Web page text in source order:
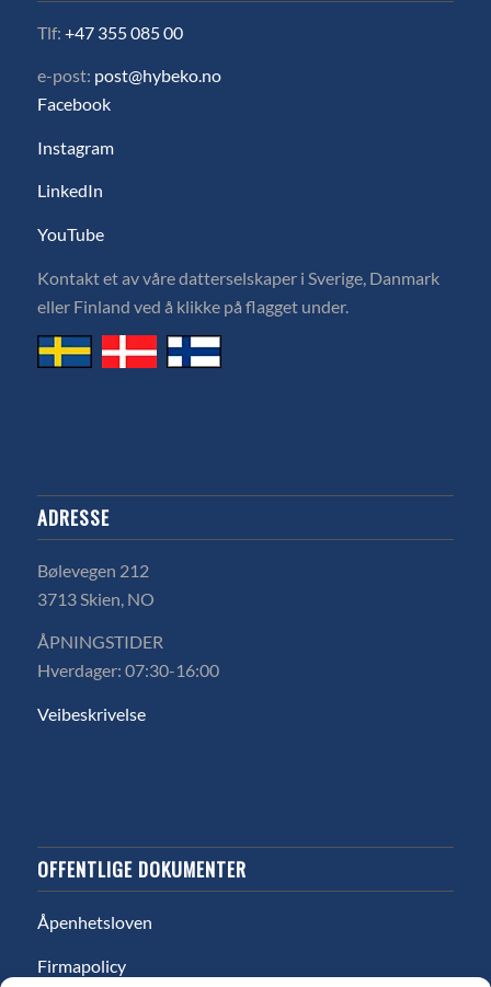
Tlf: +47 355 085 00
e-post: post@hybeko.no
Facebook
Instagram
LinkedIn
YouTube
Kontakt et av våre datterselskaper i Sverige, Danmark
eller Finland ved å klikke på flagget under.
ADRESSE
Bølevegen 212
3713 Skien, NO
ÅPNINGSTIDER
Hverdager: 07:30-16:00
Veibeskrivelse
OFFENTLIGE DOKUMENTER
Åpenhetsloven
Firmapolicy